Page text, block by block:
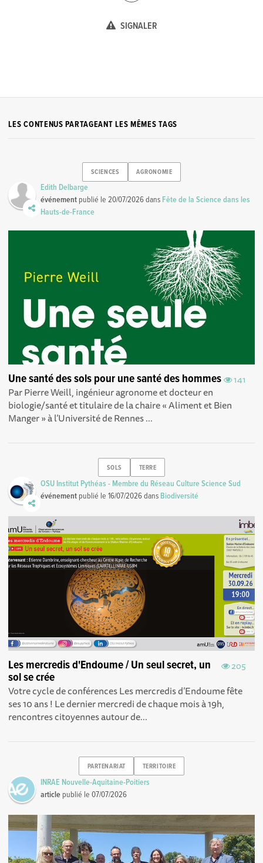
SIGNALER
LES CONTENUS PARTAGEANT LES MÊMES TAGS
SCIENCES AGRONOMIE
Edith Delbarge
événement publié le20/07/2026dans Fête de la Science dans les
Hauts-de-France
141
Une santé des sols pour une santé des hommes
Par Pierre Weill, ingénieur agronome et docteur en
biologie/santé et titulaire de la chaire « Aliment et Bien
Manger » à l’Université de Rennes ...
SOLS TERRE
OSU Institut Pythéas - Membre du Réseau Culture Science Sud
événement publié le16/07/2026dans Biodiversité
205
Les mercredis d'Endoume / Un seul secret, un
sol se crée
Votre cycle de conférences Les mercredis d’Endoume fête
ses 10 ans ! Le dernier mercredi de chaque mois à 19h,
rencontres citoyennes autour de...
PARTENARIAT TERRITOIRE
INRAE Nouvelle-Aquitaine-Poitiers
article publié le07/07/2026